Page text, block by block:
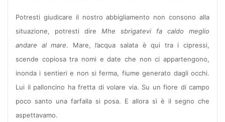
Potresti giudicare il nostro abbigliamento non consono alla
situazione, potresti dire Mhe sbrigatevi fa caldo meglio
andare al mare. Mare, l’acqua salata è qui tra i cipressi,
scende copiosa tra nomi e date che non ci appartengono,
inonda i sentieri e non si ferma, fiume generato dagli occhi.
Lui il palloncino ha fretta di volare via. Su un fiore di campo
poco santo una farfalla si posa. E allora sì è il segno che
aspettavamo.